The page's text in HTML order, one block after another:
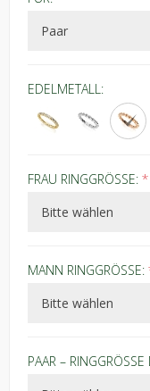
EDELMETALL:
FRAU RINGGRÖSSE: *
MANN RINGGRÖSSE:
PAAR –